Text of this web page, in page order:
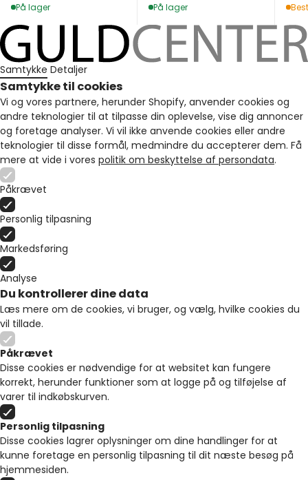
På lager På lager
Samtykke Detaljer
Samtykke til cookies
Vi og vores partnere, herunder Shopify, anvender cookies og
andre teknologier til at tilpasse din oplevelse, vise dig annoncer
og foretage analyser. Vi vil ikke anvende cookies eller andre
teknologier til disse formål, medmindre du accepterer dem. Få
mere at vide i vores politik om beskyttelse af persondata.
Påkrævet
Personlig tilpasning
Markedsføring
Analyse
Du kontrollerer dine data
Læs mere om de cookies, vi bruger, og vælg, hvilke cookies du
vil tillade.
Påkrævet
Disse cookies er nødvendige for at websitet kan fungere
korrekt, herunder funktioner som at logge på og tilføjelse af
varer til indkøbskurven.
Personlig tilpasning
Disse cookies lagrer oplysninger om dine handlinger for at
kunne foretage en personlig tilpasning til dit næste besøg på
hjemmesiden.